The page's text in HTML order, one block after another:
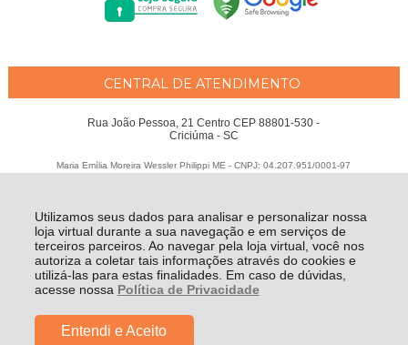
Utilizamos seus dados para analisar e personalizar nossa
loja virtual durante a sua navegação e em serviços de
terceiros parceiros. Ao navegar pela loja virtual, você nos
autoriza a coletar tais informações através do cookies e
utilizá-las para estas finalidades. Em caso de dúvidas,
acesse nossa Política de Privacidade
Entendi e Aceito
CENTRAL DE ATENDIMENTO
Rua João Pessoa, 21 Centro CEP 88801-530 -
Criciúma - SC
Maria Emília Moreira Wessler Philippi ME - CNPJ: 04.207.951/0001-97